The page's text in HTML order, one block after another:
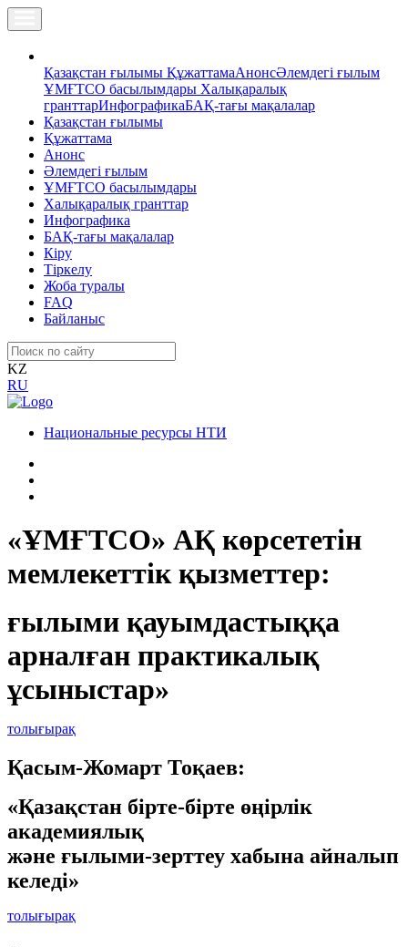
Қазақстан ғылымы ҚұжаттамаАнонсӘлемдегі ғылым
ҰМҒТСО басылымдары Халықаралық
гранттарИнфографикаБАҚ-тағы мақалалар
Қазақстан ғылымы
Құжаттама
Анонс
Әлемдегі ғылым
ҰМҒТСО басылымдары
Халықаралық гранттар
Инфографика
БАҚ-тағы мақалалар
Кіру
Тіркелу
Жоба туралы
FAQ
Байланыс
KZ
RU
Национальные ресурсы НТИ
«ҰМҒТСО» АҚ көрсететін
мемлекеттік қызметтер:
ғылыми қауымдастыққа
арналған практикалық
ұсыныстар»
толығырақ
Қасым-Жомарт Тоқаев:
«Қазақстан бірте-бірте өңірлік
академиялық
және ғылыми-зерттеу хабына айналып
келеді»
толығырақ